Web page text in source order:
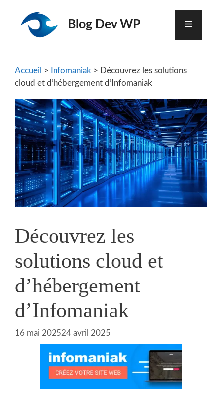
contenu
Blog Dev WP Menu
Accueil > Infomaniak > Découvrez les solutions
cloud et d’hébergement d’Infomaniak
Découvrez les
solutions cloud et
d’hébergement
d’Infomaniak
16 mai 202524 avril 2025